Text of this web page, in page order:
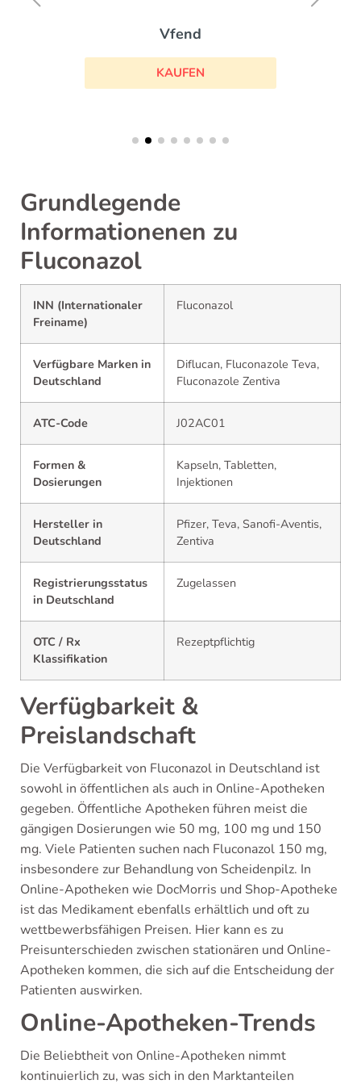
Vfend
KAUFEN
Grundlegende
Informationenen zu
Fluconazol
INN (Internationaler
Freiname)
Fluconazol
Verfügbare Marken in
Deutschland
Diflucan, Fluconazole Teva,
Fluconazole Zentiva
ATC-Code J02AC01
Formen &
Dosierungen
Kapseln, Tabletten,
Injektionen
Hersteller in
Deutschland
Pfizer, Teva, Sanofi-Aventis,
Zentiva
Registrierungsstatus
in Deutschland
Zugelassen
OTC / Rx
Klassifikation
Rezeptpflichtig
Verfügbarkeit &
Preislandschaft
Die Verfügbarkeit von Fluconazol in Deutschland ist
sowohl in öffentlichen als auch in Online-Apotheken
gegeben. Öffentliche Apotheken führen meist die
gängigen Dosierungen wie 50 mg, 100 mg und 150
mg. Viele Patienten suchen nach Fluconazol 150 mg,
insbesondere zur Behandlung von Scheidenpilz. In
Online-Apotheken wie DocMorris und Shop-Apotheke
ist das Medikament ebenfalls erhältlich und oft zu
wettbewerbsfähigen Preisen. Hier kann es zu
Preisunterschieden zwischen stationären und Online-
Apotheken kommen, die sich auf die Entscheidung der
Patienten auswirken.
Online-Apotheken-Trends
Die Beliebtheit von Online-Apotheken nimmt
kontinuierlich zu, was sich in den Marktanteilen